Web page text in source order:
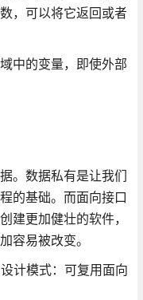
，可以将它返回或者
中的变量，即使外部
。数据私有是让我们
的基础。而面向接口
建更加健壮的软件，
容易被改变。
计模式：可复用面向